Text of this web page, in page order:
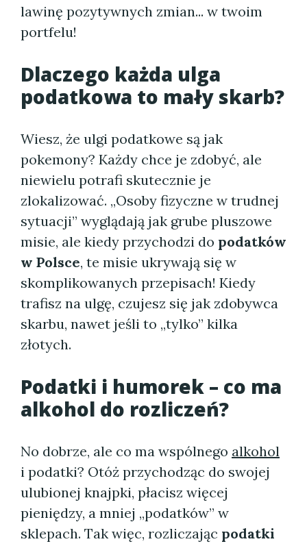
lawinę pozytywnych zmian... w twoim
portfelu!
Dlaczego każda ulga
podatkowa to mały skarb?
Wiesz, że ulgi podatkowe są jak
pokemony? Każdy chce je zdobyć, ale
niewielu potrafi skutecznie je
zlokalizować. „Osoby fizyczne w trudnej
sytuacji” wyglądają jak grube pluszowe
misie, ale kiedy przychodzi do podatków
w Polsce, te misie ukrywają się w
skomplikowanych przepisach! Kiedy
trafisz na ulgę, czujesz się jak zdobywca
skarbu, nawet jeśli to „tylko” kilka
złotych.
Podatki i humorek – co ma
alkohol do rozliczeń?
No dobrze, ale co ma wspólnego alkohol
i podatki? Otóż przychodząc do swojej
ulubionej knajpki, płacisz więcej
pieniędzy, a mniej „podatków” w
sklepach. Tak więc, rozliczając podatki